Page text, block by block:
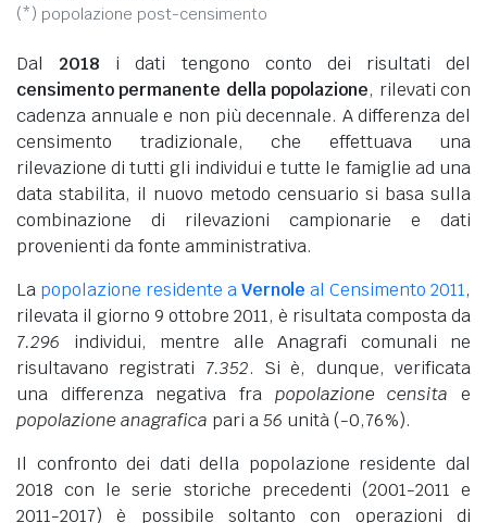
(*) popolazione post-censimento
Dal 2018 i dati tengono conto dei risultati del
censimento permanente della popolazione, rilevati con
cadenza annuale e non più decennale. A differenza del
censimento tradizionale, che effettuava una
rilevazione di tutti gli individui e tutte le famiglie ad una
data stabilita, il nuovo metodo censuario si basa sulla
combinazione di rilevazioni campionarie e dati
provenienti da fonte amministrativa.
La popolazione residente aVernole al Censimento 2011,
rilevata il giorno 9 ottobre 2011, è risultata composta da
7.296 individui, mentre alle Anagrafi comunali ne
risultavano registrati 7.352. Si è, dunque, verificata
una differenza negativa fra popolazione censita e
popolazione anagrafica pari a56 unità (-0,76%).
Il confronto dei dati della popolazione residente dal
2018 con le serie storiche precedenti (2001-2011 e
2011-2017) è possibile soltanto con operazioni di